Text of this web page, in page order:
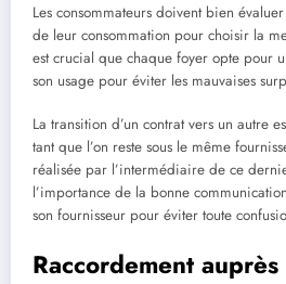
Les consommateurs doivent bien
de leur consommation pour choisir la
est crucial que chaque foyer opte pour
son usage pour éviter les mauvaises
La transition d’un contrat vers un autre
tant que l’on reste sous le même
réalisée par l’intermédiaire de ce
l’importance de la bonne
son fournisseur pour éviter toute
Raccordement auprès